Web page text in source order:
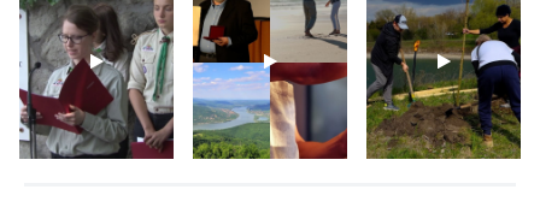
gyümölcsök
termésmennyisége
KULTÚRA 2026 AUG 04